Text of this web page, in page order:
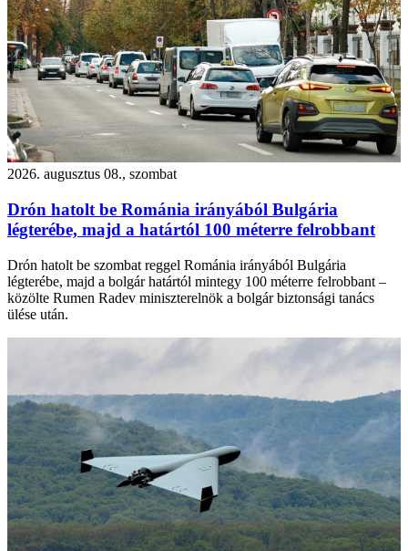
2026. augusztus 08., szombat
Drón hatolt be Románia irányából Bulgária
légterébe, majd a határtól 100 méterre felrobbant
Drón hatolt be szombat reggel Románia irányából Bulgária
légterébe, majd a bolgár határtól mintegy 100 méterre felrobbant –
közölte Rumen Radev miniszterelnök a bolgár biztonsági tanács
ülése után.